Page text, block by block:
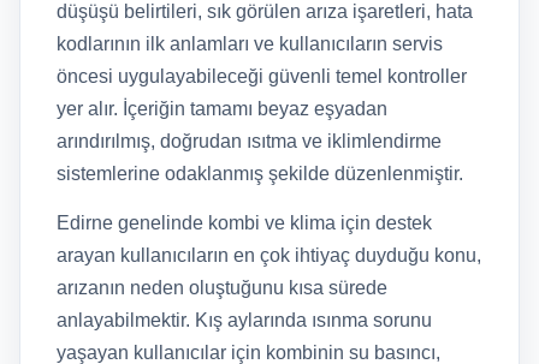
düşüşü belirtileri, sık görülen arıza işaretleri, hata
kodlarının ilk anlamları ve kullanıcıların servis
öncesi uygulayabileceği güvenli temel kontroller
yer alır. İçeriğin tamamı beyaz eşyadan
arındırılmış, doğrudan ısıtma ve iklimlendirme
sistemlerine odaklanmış şekilde düzenlenmiştir.
Edirne genelinde kombi ve klima için destek
arayan kullanıcıların en çok ihtiyaç duyduğu konu,
arızanın neden oluştuğunu kısa sürede
anlayabilmektir. Kış aylarında ısınma sorunu
yaşayan kullanıcılar için kombinin su basıncı,